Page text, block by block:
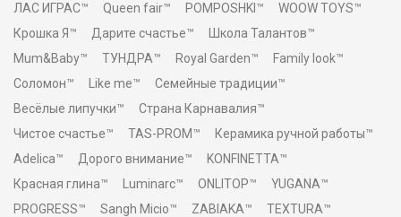
ЛАС ИГРАС™ Queen fair™ POMPOSHKI™
WOOW TOYS™
Крошка Я™
Дарите счастье™
Школа Талантов™
Mum&Baby™
ТУНДРА™ Royal Garden™
Family look™
Соломон™
Like me™
Семейные традиции™
Весёлые липучки™
Страна Карнавалия™
Чистое счастье™
TAS-PROM™
Керамика ручной работы™
Adelica™
Дорого внимание™
KONFINETTA™
Красная глина™
Luminarc™ ONLITOP™
YUGANA™
PROGRESS™
Sangh Micio™ ZABIAKA™
TEXTURA™